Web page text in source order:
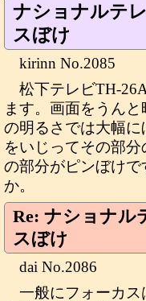
ナショナルテ
スぼけ
kirinn No.2085
松下テレビTH-
ます。画面をうん
の明るさでは大幅
をいじってその部
の部分がピンぼけで
か。
Re: ナショナル
スぼけ
dai No.2086
一般にフォーカ